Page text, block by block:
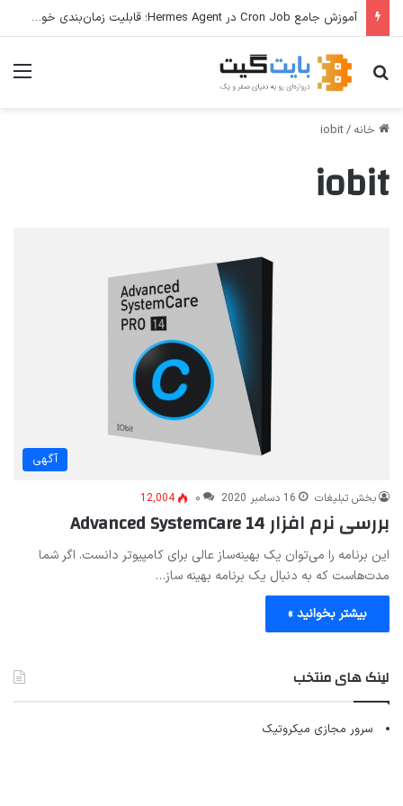
آموزش جامع Cron Job در Hermes Agent؛ قابلیت زمان‌بندی خودکار وظایف
جستجو برای
خانه /
iobit
iobit
آگهی
بخش تبلیغات 16 دسامبر 2020 ۰ 12,004
بررسی نرم افزار Advanced SystemCare 14
این برنامه را می‌توان یک بهینه‌ساز عالی برای کامپیوتر دانست. اگر شما
مدت‌هاست که به دنبال یک برنامه بهینه ساز…
بیشتر بخوانید »
لینک های منتخب
سرور مجازی میکروتیک